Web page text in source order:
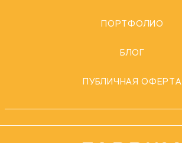
ПОРТФОЛИО
БЛОГ
ПУБЛИЧНАЯ ОФЕРТА